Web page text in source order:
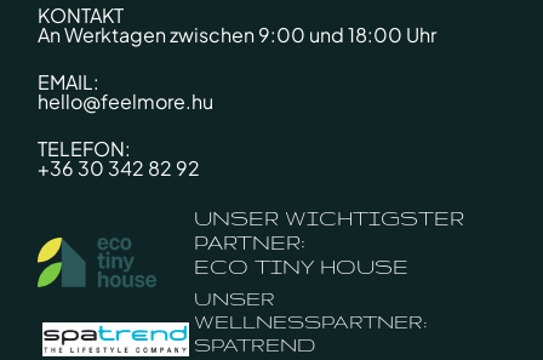
KONTAKT
An Werktagen zwischen 9:00 und 18:00 Uhr
EMAIL:
hello@feelmore.hu
TELEFON:
+36 30 342 82 92
UNSER WICHTIGSTER
PARTNER:
ECO TINY HOUSE
UNSER
WELLNESSPARTNER:
SPATREND